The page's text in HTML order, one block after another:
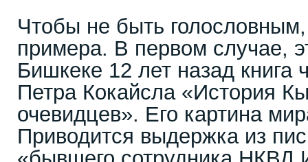
Чтобы не быть
примера. В первом случае,
Бишкеке 12 лет назад книга
Петра Кокайсла «История
очевидцев». Его картина
Приводится выдержка из